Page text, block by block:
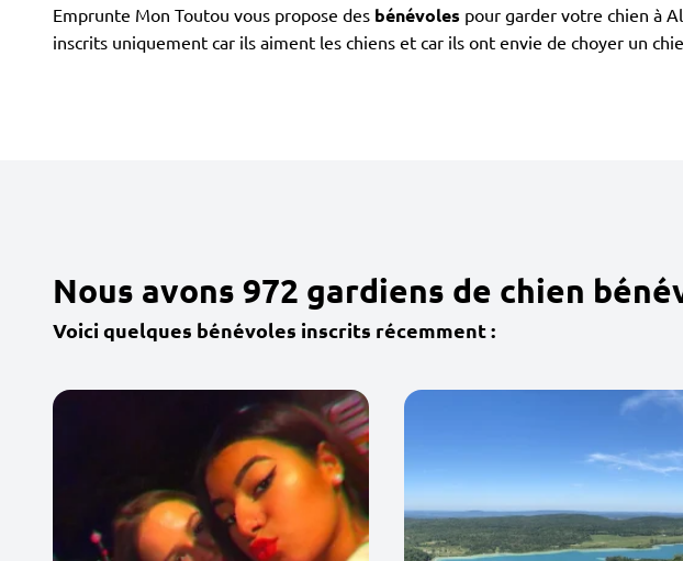
Emprunte Mon Toutou vous propose des bénévoles pour garder votre chien à
inscrits uniquement car ils aiment les chiens et car ils ont envie de choyer un
Nous avons 972 gardiens de chien
Voici quelques bénévoles inscrits récemment :